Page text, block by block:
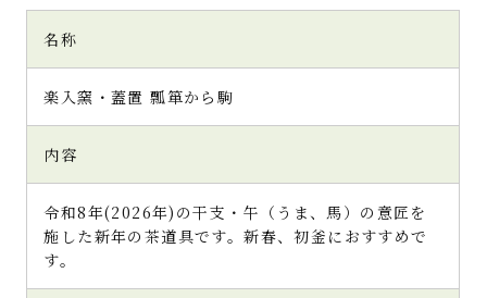
名称
楽入窯・蓋置 瓢箪から駒
内容
令和8年(2026年)の干支・午（うま、馬）の意匠を
施した新年の茶道具です。新春、初釜におすすめで
す。